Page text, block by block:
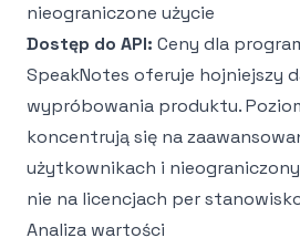
nieograniczone użycie
Dostęp do API: Ceny dla
SpeakNotes oferuje hojniejszy
wypróbowania produktu.
koncentrują się na
użytkownikach i
nie na licencjach per
Analiza wartości